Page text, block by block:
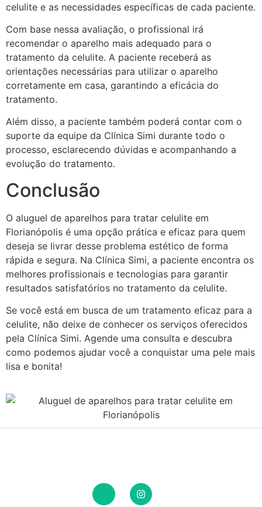
celulite e as necessidades específicas de cada paciente.
Com base nessa avaliação, o profissional irá
recomendar o aparelho mais adequado para o
tratamento da celulite. A paciente receberá as
orientações necessárias para utilizar o aparelho
corretamente em casa, garantindo a eficácia do
tratamento.
Além disso, a paciente também poderá contar com o
suporte da equipe da Clínica Simi durante todo o
processo, esclarecendo dúvidas e acompanhando a
evolução do tratamento.
Conclusão
O aluguel de aparelhos para tratar celulite em
Florianópolis é uma opção prática e eficaz para quem
deseja se livrar desse problema estético de forma
rápida e segura. Na Clínica Simi, a paciente encontra os
melhores profissionais e tecnologias para garantir
resultados satisfatórios no tratamento da celulite.
Se você está em busca de um tratamento eficaz para a
celulite, não deixe de conhecer os serviços oferecidos
pela Clínica Simi. Agende uma consulta e descubra
como podemos ajudar você a conquistar uma pele mais
lisa e bonita!